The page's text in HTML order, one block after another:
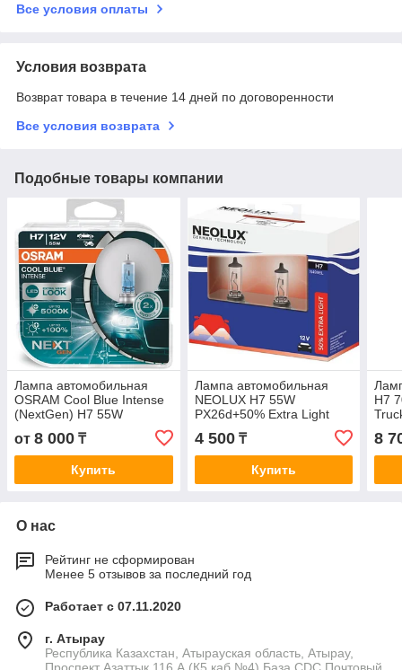
Все условия оплаты
Условия возврата
Возврат товара в течение 14 дней по договоренности
Все условия возврата
Подобные товары компании
Лампа автомобильная
OSRAM Cool Blue Intense
(NextGen) H7 55W
PX26d+100% 5000K 12V,
евробокс, 2шт
от 8 000 ₸
Купить
Лампа автомобильная
NEOLUX H7 55W
PX26d+50% Extra Light
(бокс, 2шт) 12V
4 500₸
Купить
H7
8
О нас
Рейтинг не сформирован
Менее 5 отзывов за последний год
Работает с 07.11.2020
г. Атырау
Республика Казахстан, Атырауская область, Атырау,